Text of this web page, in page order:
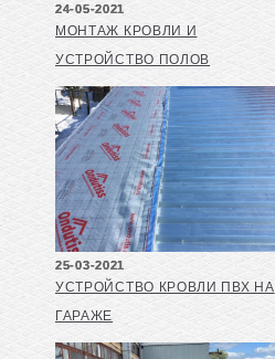
24-05-2021
МОНТАЖ КРОВЛИ И
УСТРОЙСТВО ПОЛОВ
25-03-2021
УСТРОЙСТВО КРОВЛИ ПВХ НА
ГАРАЖЕ